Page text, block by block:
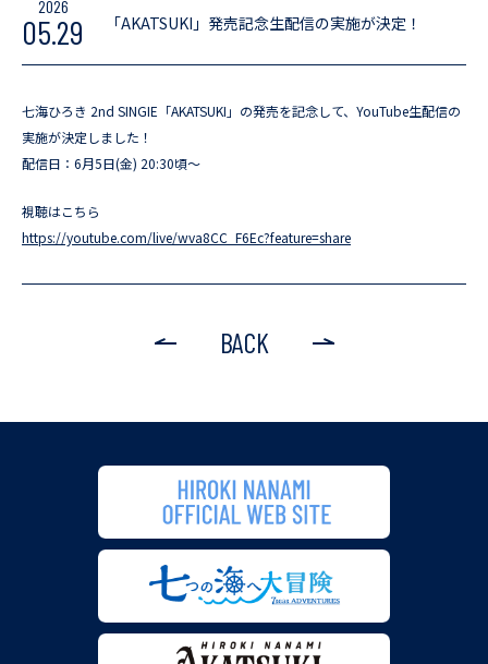
2026
05.29 「AKATSUKI」発売記念生配信の実施が決定！
七海ひろき 2nd SINGIE「AKATSUKI」の発売を記念して、YouTube生配信の
実施が決定しました！
配信日：6月5日(金) 20:30頃～
視聴はこちら
https://youtube.com/live/wva8CC_F6Ec?feature=share
BACK